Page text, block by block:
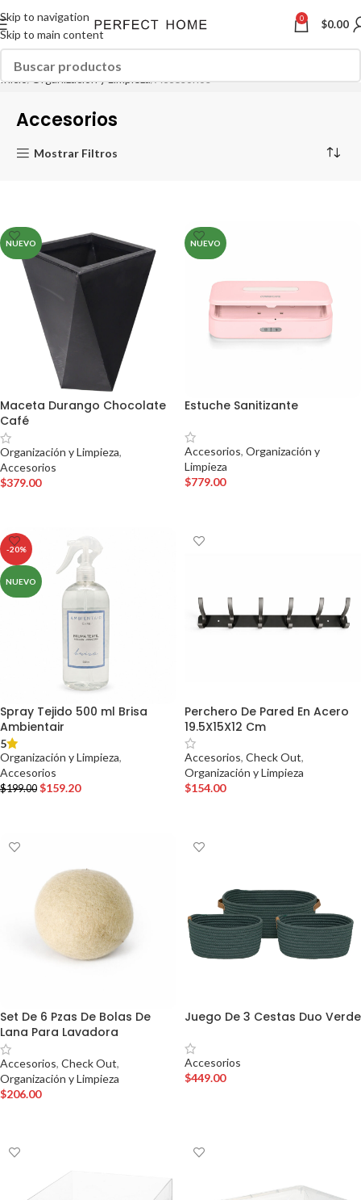
Skip to navigation
Skip to main content
0 $0.00
Inicio Organización y Limpieza Accesorios
Accesorios
Mostrar Filtros
NUEVO
Maceta Durango Chocolate
Café
Organización y Limpieza,
Accesorios
$379.00
NUEVO
Estuche Sanitizante
Accesorios, Organización y
Limpieza
$779.00
-20%
NUEVO
Spray Tejido 500 ml Brisa
Ambientair
5
Organización y Limpieza,
Accesorios
$199.00 $159.20
Perchero De Pared En Acero
19.5X15X12 Cm
Accesorios, Check Out,
Organización y Limpieza
$154.00
Set De 6 Pzas De Bolas De
Lana Para Lavadora
Accesorios, Check Out,
Organización y Limpieza
$206.00
Juego De 3 Cestas Duo Verde
Accesorios
$449.00